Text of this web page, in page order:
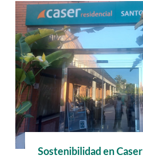
d
o
p
r
n
c
p
Sostenibilidad en Caser